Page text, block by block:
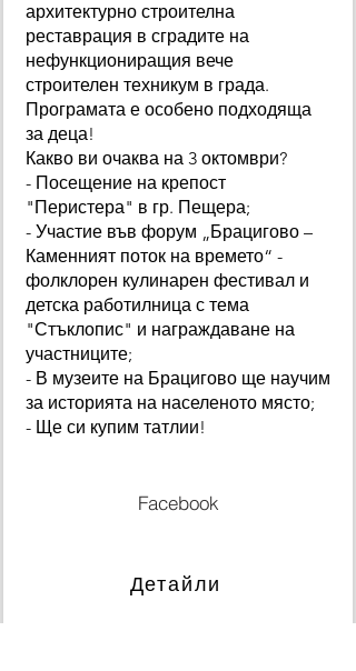
архитектурно строителна
реставрация в сградите на
нефункциониращия вече
строителен техникум в града.
Програмата е особено подходяща
за деца!
Какво ви очаква на 3 октомври?
- Посещение на крепост
"Перистера" в гр. Пещера;
- Участие във форум „Брацигово –
Каменният поток на времето“ -
фолклорен кулинарен фестивал и
детска работилница с тема
"Стъклопис" и награждаване на
участниците;
- В музеите на Брацигово ще научим
за историята на населеното място;
- Ще си купим татлии!
Facebook
Детайли